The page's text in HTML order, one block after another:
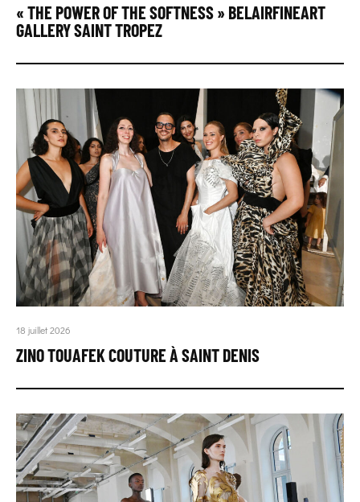
« THE POWER OF THE SOFTNESS » BELAIRFINEART
GALLERY SAINT TROPEZ
18 juillet 2026
ZINO TOUAFEK COUTURE À SAINT DENIS